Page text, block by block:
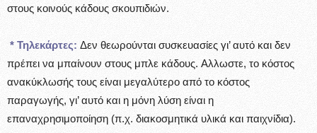
στους κοινούς κάδους σκουπιδιών.
* Τηλεκάρτες: Δεν θεωρούνται συσκευασίες γι’ αυτό και δεν
πρέπει να μπαίνουν στους μπλε κάδους. Aλλωστε, το κόστος
ανακύκλωσής τους είναι μεγαλύτερο από το κόστος
παραγωγής, γι’ αυτό και η μόνη λύση είναι η
επαναχρησιμοποίηση (π.χ. διακοσμητικά υλικά και παιχνίδια).